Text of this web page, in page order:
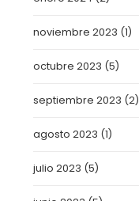
noviembre 2023 (1)
octubre 2023 (5)
septiembre 2023 (2)
agosto 2023 (1)
julio 2023 (5)